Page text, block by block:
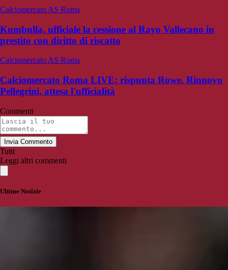
Calciomercato AS Roma
Kumbulla, ufficiale la cessione al Rayo Vallecano in
prestito con diritto di riscatto
Calciomercato AS Roma
Calciomercato Roma LIVE: rispunta Rowe. Rinnovo
Pellegrini, attesa l'ufficialità
Commenti
Invia Commento
Tutti
Leggi altri commenti
Ultime Notizie